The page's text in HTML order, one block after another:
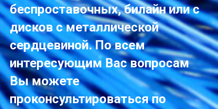
беспроставочных, билайн или с
дисков с металлической
сердцевиной. По всем
интересующим Вас вопросам
Вы можете
проконсультироваться по